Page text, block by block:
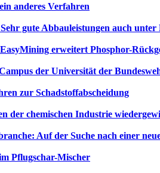
anderes Verfahren
gute Abbauleistungen auch unter
erweitert Phosphor-
der Universität der
zur Schadstoffabscheidung
der chemischen Industrie
Auf der Suche nach einer
Pflugschar-Mischer